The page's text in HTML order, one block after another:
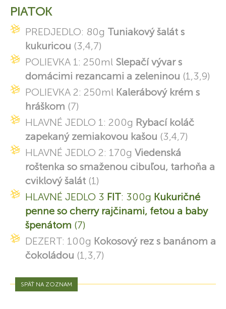
PIATOK
PREDJEDLO: 80g Tuniakový šalát s
kukuricou (3,4,7)
POLIEVKA 1: 250ml Slepačí vývar s
domácimi rezancami a zeleninou (1,3,9)
POLIEVKA 2: 250ml Kalerábový krém s
hráškom (7)
HLAVNÉ JEDLO 1: 200g Rybací koláč
zapekaný zemiakovou kašou (3,4,7)
HLAVNÉ JEDLO 2: 170g Viedenská
roštenka so smaženou cibuľou, tarhoňa a
cviklový šalát (1)
HLAVNÉ JEDLO 3 FIT: 300g Kukuričné
penne so cherry rajčinami, fetou a baby
špenátom (7)
DEZERT: 100g Kokosový rez s banánom a
čokoládou (1,3,7)
SPÄŤ NA ZOZNAM